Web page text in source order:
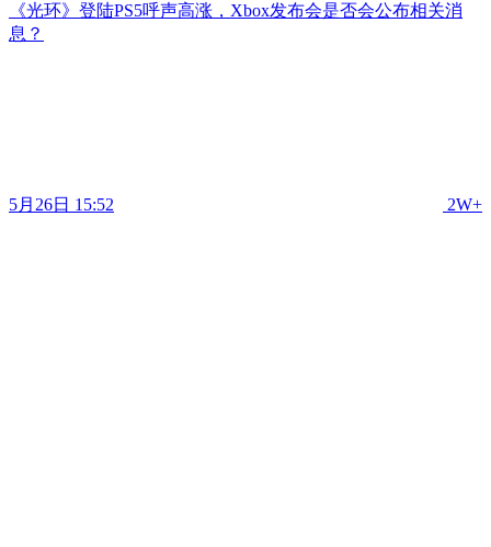
《光环》登陆PS5呼声高涨，Xbox发布会是否会公布相关消
息？
5月26日 15:52 2W+